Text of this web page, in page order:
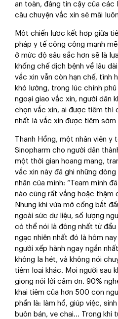
an toàn, đáng tin cậy của các
câu chuyện vắc xin sẽ mãi
Một chiến lược kết hợp giữa
pháp y tế công cộng mạnh
ở mức độ sâu sắc hơn sẽ là
khống chế dịch bệnh về lâu
vắc xin vẫn còn hạn chế, tình
khó lường, trong lúc chính
ngoại giao vắc xin, người dân
chọn vắc xin, ai được tiêm thì
nhất là vắc xin được tiêm sớm
Thanh Hồng, một nhân viên y
Sinopharm cho người dân
một thời gian hoang mang,
vắc xin này đã ghi những
nhân của mình: “Team mình
nào cũng rất vắng hoặc thậm
Nhưng khi vừa mở cổng bắt
ngoài sức dự liệu, số lượng
có thể nói là đông nhất từ
ngạc nhiên nhất đó là hôm
người xếp hành ngay ngắn
không la hét, và không nói
tiêm loại khác. Mọi người sau
giọng nói lời cảm ơn. 90%
khai tiêm của hơn 500 con
phần là: làm hồ, giúp việc,
buôn bán, ve chai… Trong khi